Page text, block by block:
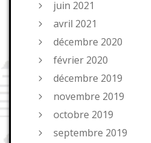
juin 2021
avril 2021
décembre 2020
février 2020
décembre 2019
novembre 2019
octobre 2019
septembre 2019